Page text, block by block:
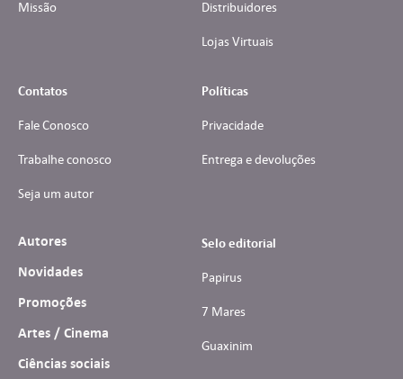
Missão Distribuidores
Lojas Virtuais
Contatos
Fale Conosco
Trabalhe conosco
Seja um autor
Políticas
Privacidade
Entrega e devoluções
Autores
Novidades
Promoções
Artes / Cinema
Ciências sociais
Selo editorial
Papirus
7 Mares
Guaxinim